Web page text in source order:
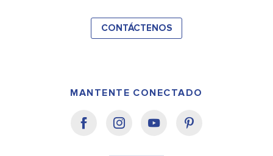
CONTÁCTENOS
MANTENTE CONECTADO